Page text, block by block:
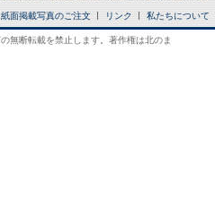
紙面掲載写真のご注文 リンク 私たちについて
無断転載を禁止します。著作権は北のま